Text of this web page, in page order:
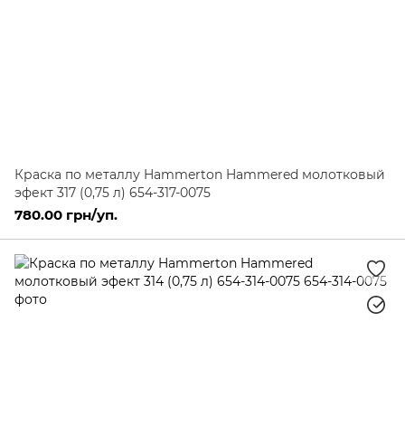
Краска по металлу Hammerton Hammered молотковый
эфект 317 (0,75 л) 654-317-0075
780.00 грн/уп.